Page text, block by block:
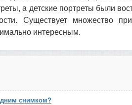
а детские портреты были
Существует множество
интересным.
снимком?